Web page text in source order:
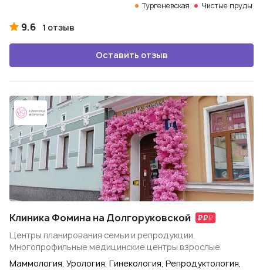
Тургеневская
Чистые пруды
9.6 1 отзыв
Оставить отзыв
Клиника Фомина на Долгоруковской
Центры планирования семьи и репродукции,
Многопрофильные медицинские центры взрослые
Маммология, Урология, Гинекология, Репродуктология,